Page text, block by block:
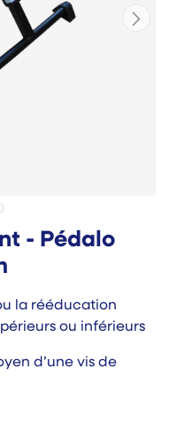
- Pédalo
la rééducation
ou inférieurs
d’une vis de